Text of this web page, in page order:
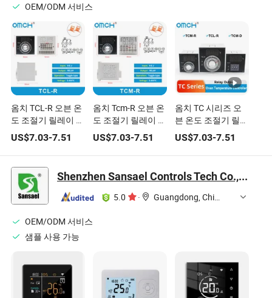
OEM/ODM 서비스
옴치 TCL-R 오븐 온
도 조절기 릴레이 출
력 지능형 디지털 디
스플레이 PID 제어
온도
US$7.03-7.51
옴치 Tcm-R 오븐 온
도 조절기 릴레이 출
력 지능형 디지털 디
스플레이 PID 제어
온도
US$7.03-7.51
옴치 TC 시리즈 오
븐 온도 조절기 릴레
이 출력 지능형 디지
털 디스플레이 PID
제어 온도
US$7.03-7.51
Shenzhen Sansael Controls Tech Co., Ltd
5.0 · Guangdong, China
OEM/ODM 서비스
샘플 사용 가능